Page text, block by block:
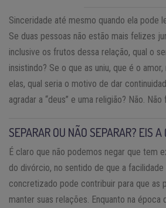
Sinceridade até mesmo quando ela pode
Se duas pessoas não estão mais felizes
inclusive os frutos dessa relação, qual o
insistindo? Se o que as uniu, que é o
elas, qual seria o motivo de dar
agradar a “deus” e uma religião? Não. Não
SEPARAR OU NÃO SEPARAR? EIS A
É claro que não podemos negar que tem
do divórcio, no sentido de que a
concretizado pode contribuir para que as
manter suas relações. Enquanto na época